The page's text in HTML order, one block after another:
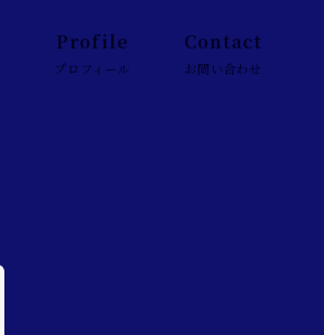
Profile
プロフィール
Contact
お問い合わせ